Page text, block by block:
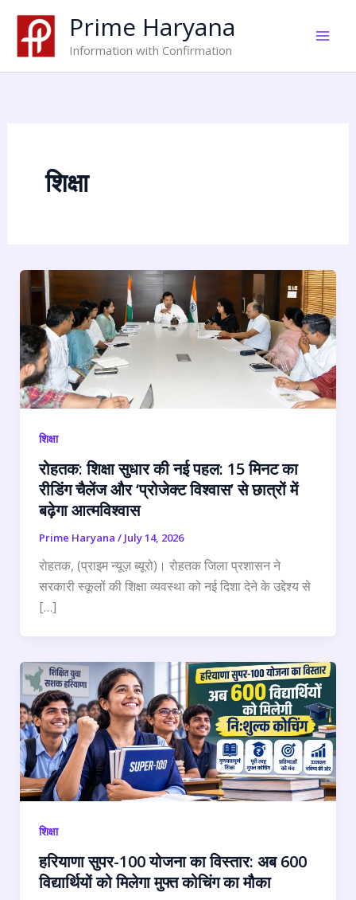
content
Prime Haryana
Information with Confirmation
शिक्षा
शिक्षा
रोहतक: शिक्षा सुधार की नई पहल: 15 मिनट का
रीडिंग चैलेंज और ‘प्रोजेक्ट विश्वास’ से छात्रों में
बढ़ेगा आत्मविश्वास
Prime Haryana / July 14, 2026
रोहतक, (प्राइम न्यूज़ ब्यूरो)। रोहतक जिला प्रशासन ने
सरकारी स्कूलों की शिक्षा व्यवस्था को नई दिशा देने के उद्देश्य से
[…]
शिक्षा
हरियाणा सुपर-100 योजना का विस्तार: अब 600
विद्यार्थियों को मिलेगा मुफ्त कोचिंग का मौका